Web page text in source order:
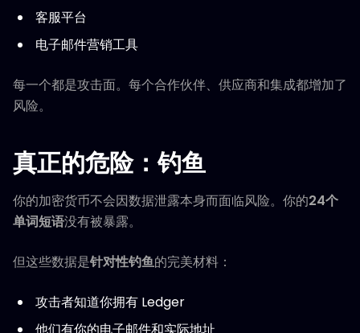
客服平台
电子邮件营销工具
每一个都是攻击面。每个合作伙伴、供应商和集成都增加了
风险。
真正的危险：钓鱼
你的加密货币不会因数据泄露本身而面临风险。你的24个
单词短语没有被暴露。
但这些数据是针对性钓鱼的完美材料：
攻击者知道你拥有 Ledger